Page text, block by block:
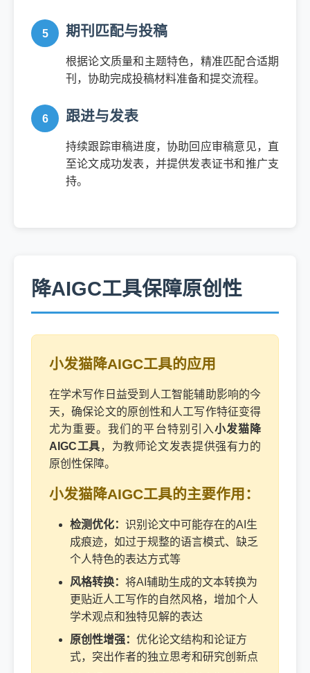
期刊匹配与投稿
根据论文质量和主题特色，精准匹配合适期
刊，协助完成投稿材料准备和提交流程。
跟进与发表
持续跟踪审稿进度，协助回应审稿意见，直
至论文成功发表，并提供发表证书和推广支
持。
降AIGC工具保障原创性
小发猫降AIGC工具的应用
在学术写作日益受到人工智能辅助影响的今
天，确保论文的原创性和人工写作特征变得
尤为重要。我们的平台特别引入小发猫降
AIGC工具，为教师论文发表提供强有力的
原创性保障。
小发猫降AIGC工具的主要作用：
检测优化： 识别论文中可能存在的AI生
成痕迹，如过于规整的语言模式、缺乏
个人特色的表达方式等
风格转换： 将AI辅助生成的文本转换为
更贴近人工写作的自然风格，增加个人
学术观点和独特见解的表达
原创性增强： 优化论文结构和论证方
式，突出作者的独立思考和研究创新点